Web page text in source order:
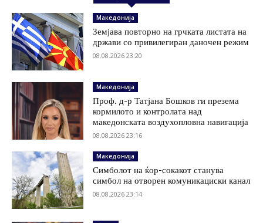
Македонија
Земјава повторно на грчката листата на
држави со привилегиран даночен режим
08.08.2026 23:20
Македонија
Проф. д-р Татјана Бошков ги презема
кормилото и контролата над
македонската воздухопловна навигација
08.08.2026 23:16
Македонија
Симболот на ќор-сокакот станува
симбол на отворен комуникациски канал
08.08.2026 23:14